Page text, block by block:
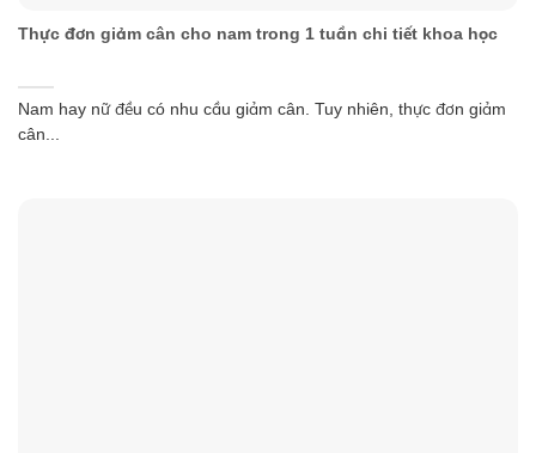
Thực đơn giảm cân cho nam trong 1 tuần chi tiết khoa học
Nam hay nữ đều có nhu cầu giảm cân. Tuy nhiên, thực đơn giảm
cân...